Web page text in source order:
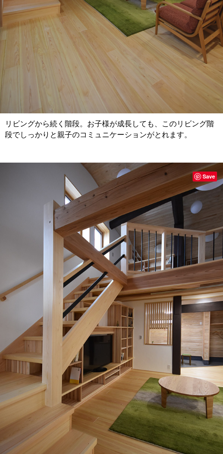
リビングから続く階段。お子様が成長しても、このリビング階
段でしっかりと親子のコミュニケーションがとれます。
Save